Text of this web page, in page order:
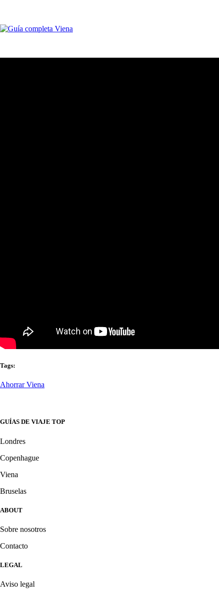
Tags:
Ahorrar Viena
GUÍAS DE VIAJE TOP
Londres
Copenhague
Viena
Bruselas
ABOUT
Sobre nosotros
Contacto
LEGAL
Aviso legal